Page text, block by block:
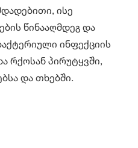
ისე
წინააღმდეგ და
ინფექციის
რქოსან პირუტყვში,
და თხებში.